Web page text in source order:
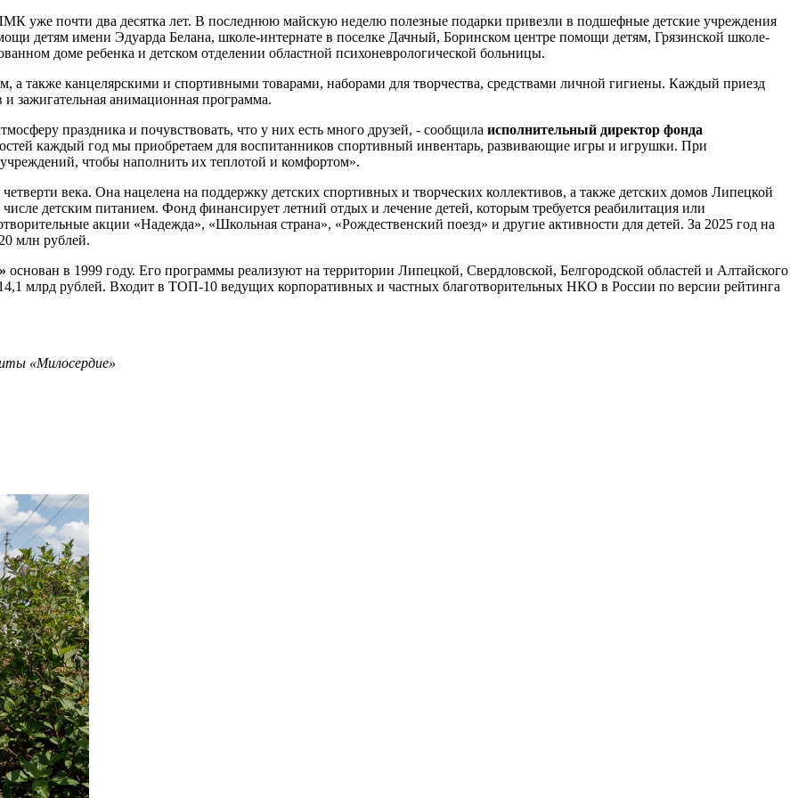
уже почти два десятка лет. В последнюю майскую неделю полезные подарки привезли в подшефные детские учреждения
детям имени Эдуарда Белана, школе-интернате в поселке Дачный, Боринском центре помощи детям, Грязинской школе-
доме ребенка и детском отделении областной психоневрологической больницы.
а также канцелярскими и спортивными товарами, наборами для творчества, средствами личной гигиены. Каждый приезд
зажигательная анимационная программа.
праздника и почувствовать, что у них есть много друзей, - сообщила исполнительный директор фонда
каждый год мы приобретаем для воспитанников спортивный инвентарь, развивающие игры и игрушки. При
чтобы наполнить их теплотой и комфортом».
века. Она нацелена на поддержку детских спортивных и творческих коллективов, а также детских домов Липецкой
детским питанием. Фонд финансирует летний отдых и лечение детей, которым требуется реабилитация или
акции «Надежда», «Школьная страна», «Рождественский поезд» и другие активности для детей. За 2025 год на
млн рублей.
основан в 1999 году. Его программы реализуют на территории Липецкой, Свердловской, Белгородской областей и Алтайского
млрд рублей. Входит в ТОП-10 ведущих корпоративных и частных благотворительных НКО в России по версии рейтинга
«Милосердие»